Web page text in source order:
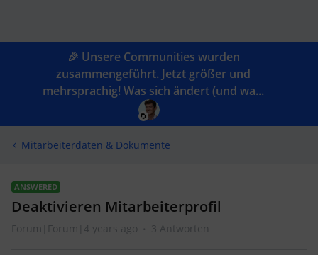
🎉 Unsere Communities wurden
zusammengeführt. Jetzt größer und
mehrsprachig! Was sich ändert (und wa...
Mitarbeiterdaten & Dokumente
ANSWERED
Deaktivieren Mitarbeiterprofil
Forum|Forum|4 years ago 3 Antworten